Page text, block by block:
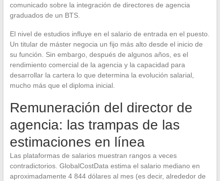
comunicado sobre la integración de directores de agencia
graduados de un BTS.
El nivel de estudios influye en el salario de entrada en el puesto.
Un titular de máster negocia un fijo más alto desde el inicio de
su función. Sin embargo, después de algunos años, es el
rendimiento comercial de la agencia y la capacidad para
desarrollar la cartera lo que determina la evolución salarial,
mucho más que el diploma inicial.
Remuneración del director de
agencia: las trampas de las
estimaciones en línea
Las plataformas de salarios muestran rangos a veces
contradictorios. GlobalCostData estima el salario mediano en
aproximadamente 4 844 dólares al mes (es decir, alrededor de